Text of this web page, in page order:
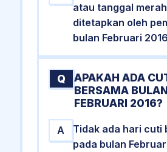
atau tanggal
ditetapkan oleh
bulan Februari
Q
APAKAH ADA
BERSAMA BULAN
FEBRUARI 2016?
A
Tidak ada hari cuti
pada bulan